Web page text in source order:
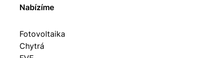
Nabízíme
Fotovoltaika
Chytrá